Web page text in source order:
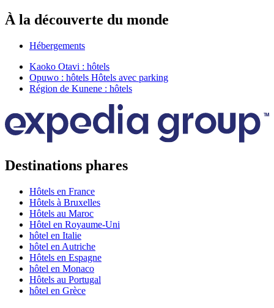
À la découverte du monde
Hébergements
Kaoko Otavi : hôtels
Opuwo : hôtels Hôtels avec parking
Région de Kunene : hôtels
Destinations phares
Hôtels en France
Hôtels à Bruxelles
Hôtels au Maroc
Hôtel en Royaume-Uni
hôtel en Italie
hôtel en Autriche
Hôtels en Espagne
hôtel en Monaco
Hôtels au Portugal
hôtel en Grèce